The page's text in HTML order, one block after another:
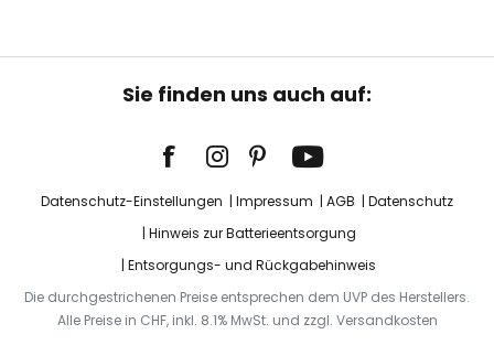
Sie finden uns auch auf:
Datenschutz-Einstellungen Impressum AGB
Datenschutz
Hinweis zur Batterieentsorgung
Entsorgungs- und Rückgabehinweis
Die durchgestrichenen Preise entsprechen dem UVP des Herstellers.
Alle Preise in CHF, inkl. 8.1% MwSt. und zzgl. Versandkosten